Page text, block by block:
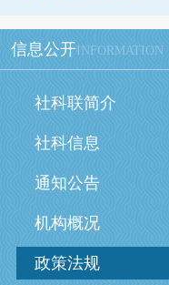
信息公开 INFORMATION
社科联简介
社科信息
通知公告
机构概况
政策法规